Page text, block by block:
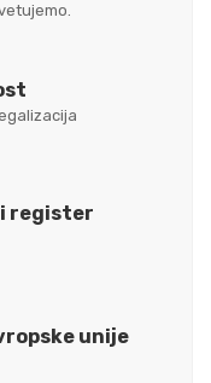
register
unije